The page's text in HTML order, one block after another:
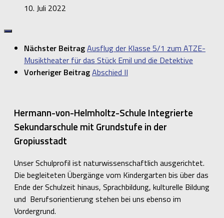
10. Juli 2022
Nächster BeitragAusflug der Klasse 5/1 zum ATZE-
Musiktheater für das Stück Emil und die Detektive
Vorheriger BeitragAbschied II
Hermann-von-Helmholtz-Schule Integrierte
Sekundarschule mit Grundstufe in der
Gropiusstadt
Unser Schulprofil ist naturwissenschaftlich ausgerichtet.
Die begleiteten Übergänge vom Kindergarten bis über das
Ende der Schulzeit hinaus, Sprachbildung, kulturelle Bildung
und Berufsorientierung stehen bei uns ebenso im
Vordergrund.